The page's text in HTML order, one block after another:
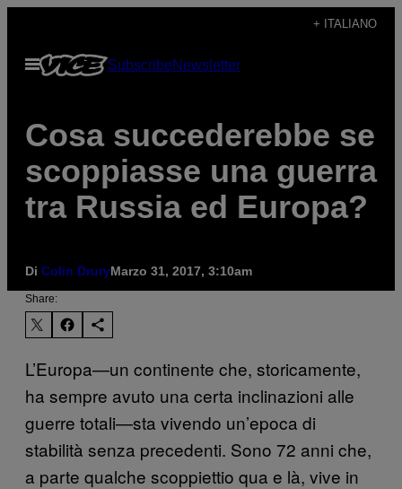
contenuto
+ ITALIANO
Apri
SubscribeNewsletter
Cosa succederebbe se
scoppiasse una guerra
tra Russia ed Europa?
Di Colin DruryMarzo 31, 2017, 3:10am
Share:
L’Europa—un continente che, storicamente,
ha sempre avuto una certa inclinazioni alle
guerre totali—sta vivendo un’epoca di
stabilità senza precedenti. Sono 72 anni che,
a parte qualche scoppiettio qua e là, vive in